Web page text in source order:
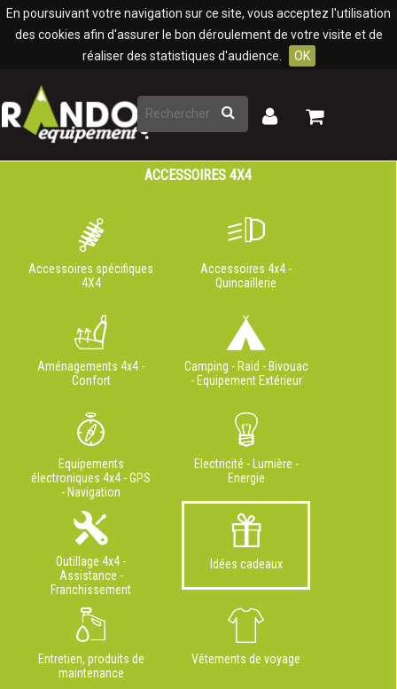
En poursuivant votre navigation sur ce site, vous acceptez l'utilisation
des cookies afin d'assurer le bon déroulement de votre visite et de
réaliser des statistiques d'audience.
OK
Rechercher
Mon
Mon
ACCESSOIRES 4X4
Accessoires spécifiques
4X4
Accessoires 4x4 -
Quincaillerie
Aménagements 4x4 -
Confort
Camping - Raid - Bivouac
- Equipement Extérieur
Equipements
électroniques 4x4 - GPS
- Navigation
Electricité - Lumière -
Energie
Outillage 4x4 -
Assistance -
Franchissement
Idées cadeaux
Entretien, produits de
maintenance
Vêtements de voyage
Panneau de gestion des cookies